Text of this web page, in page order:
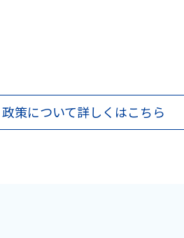
政策について詳しくはこちら